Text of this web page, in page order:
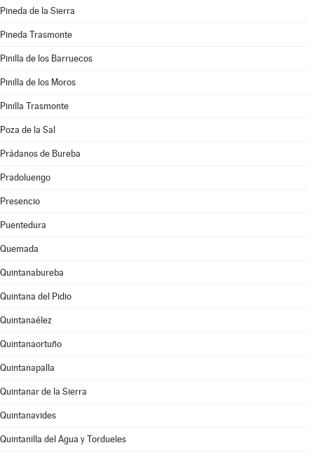
Pineda de la Sierra
Pineda Trasmonte
Pinilla de los Barruecos
Pinilla de los Moros
Pinilla Trasmonte
Poza de la Sal
Prádanos de Bureba
Pradoluengo
Presencio
Puentedura
Quemada
Quintanabureba
Quintana del Pidio
Quintanaélez
Quintanaortuño
Quintanapalla
Quintanar de la Sierra
Quintanavides
Quintanilla del Agua y Tordueles